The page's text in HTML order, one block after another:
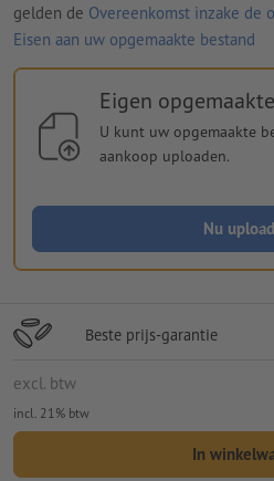
gelden de Overeenkomst inzake de
Eisen aan uw opgemaakte bestand
Eigen
U kunt uw opgemaakte
aankoop uploaden.
Nu
Beste prijs-garantie
excl. btw
incl. 21% btw
In